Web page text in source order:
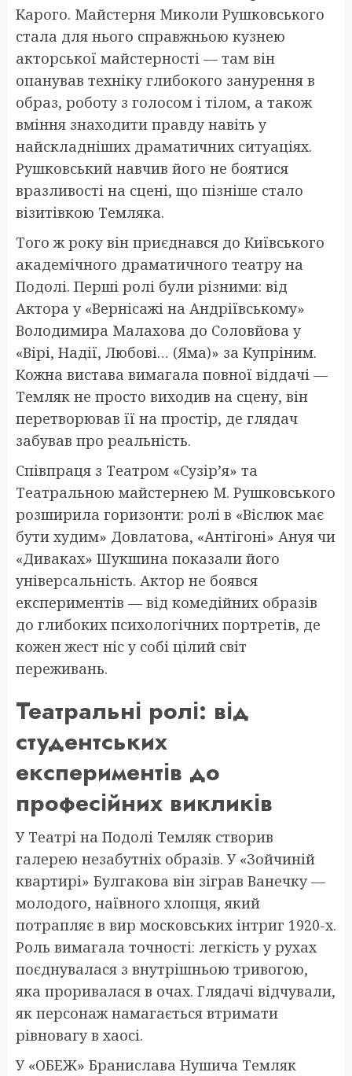
Карого. Майстерня Миколи Рушковського
стала для нього справжньою кузнею
акторської майстерності — там він
опанував техніку глибокого занурення в
образ, роботу з голосом і тілом, а також
вміння знаходити правду навіть у
найскладніших драматичних ситуаціях.
Рушковський навчив його не боятися
вразливості на сцені, що пізніше стало
візитівкою Темляка.
Того ж року він приєднався до Київського
академічного драматичного театру на
Подолі. Перші ролі були різними: від
Актора у «Вернісажі на Андріївському»
Володимира Малахова до Соловйова у
«Вірі, Надії, Любові… (Яма)» за Купріним.
Кожна вистава вимагала повної віддачі —
Темляк не просто виходив на сцену, він
перетворював її на простір, де глядач
забував про реальність.
Співпраця з Театром «Сузір’я» та
Театральною майстернею М. Рушковського
розширила горизонти: ролі в «Віслюк має
бути худим» Довлатова, «Антігоні» Ануя чи
«Диваках» Шукшина показали його
універсальність. Актор не боявся
експериментів — від комедійних образів
до глибоких психологічних портретів, де
кожен жест ніс у собі цілий світ
переживань.
Театральні ролі: від
студентських
експериментів до
професійних викликів
У Театрі на Подолі Темляк створив
галерею незабутніх образів. У «Зойчиній
квартирі» Булгакова він зіграв Ванечку —
молодого, наївного хлопця, який
потрапляє в вир московських інтриг 1920-х.
Роль вимагала точності: легкість у рухах
поєднувалася з внутрішньою тривогою,
яка проривалася в очах. Глядачі відчували,
як персонаж намагається втримати
рівновагу в хаосі.
У «ОБЕЖ» Бранислава Нушича Темляк